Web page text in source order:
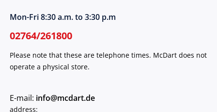
Mon-Fri 8:30 a.m. to 3:30 p.m
02764/261800
Please note that these are telephone times. McDart does not
operate a physical store.
E-mail: info@mcdart.de
address: